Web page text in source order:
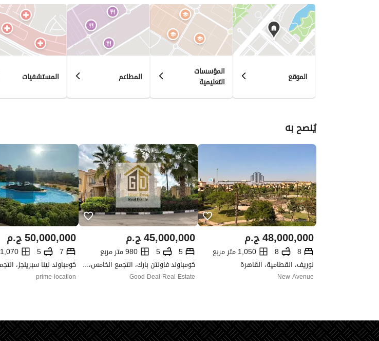
الموقع المؤسسات
التعليمية المطاعم المستشفيات
يُنصح به
ج.م48,000,000
8
8
1,050 متر مربع
لوريف، القطامية، القاهرة
New Avenue
ج.م45,000,000
5
5
980 متر مربع
كومباوند فاونتن بارك، التجمع الخامس، القاهرة الجديدة، القاهرة
Good Deal Real Estate
ج.م50,000,000
7
5
1,070 متر مربع
prime location